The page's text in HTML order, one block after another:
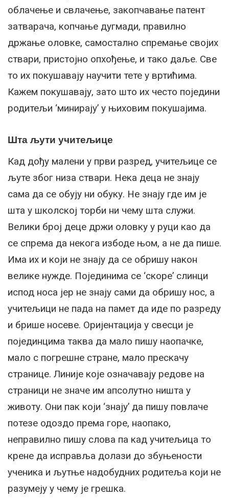
облачење и свлачење, закопчавање патент
затварача, копчање дугмади, правилно
држање оловке, самостално спремање својих
ствари, пристојно опхођење, и тако даље. Све
то их покушавају научити тете у вртићима.
Кажем покушавају, зато што их често поједини
родитељи ‘минирају’ у њиховим покушајима.
Шта љути учитељице
Кад дођу малени у први разред, учитељице се
љуте због низа ствари. Нека деца не знају
сама да се обују ни обуку. Не знају где им је
шта у школској торби ни чему шта служи.
Велики број деце држи оловку у руци као да
се спрема да некога избоде њом, а не да пише.
Има их и који не знају да се обришу након
велике нужде. Појединима се ‘скоре’ слинци
испод носа јер не знају сами да обришу нос, а
учитељици не пада на памет да иде по разреду
и брише носеве. Оријентација у свесци је
појединцима таква да мало пишу наопачке,
мало с погрешне стране, мало прескачу
странице. Линије које означавају редове на
страници не значе им апсолутно ништа у
животу. Они пак који ‘знају’ да пишу повлаче
потезе одоздо према горе, наопако,
неправилно пишу слова па кад учитељица то
крене да исправља долази до збуњености
ученика и љутње надобудних родитеља који не
разумеју у чему је грешка.